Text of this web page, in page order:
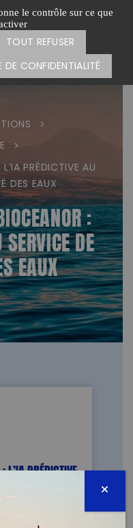
le contrôle sur ce que
TOUT REFUSER
DE CONFIDENTIALITÉ
Menu
FAIRE UN DON
>
>
PRÉDICTIVE AU
DES EAUX
:
DE
EAUX
L’IA PRÉDICTIVE